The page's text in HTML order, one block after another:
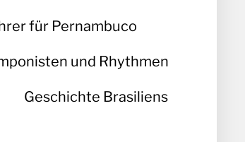
für Pernambuco
und Rhythmen
Geschichte Brasiliens